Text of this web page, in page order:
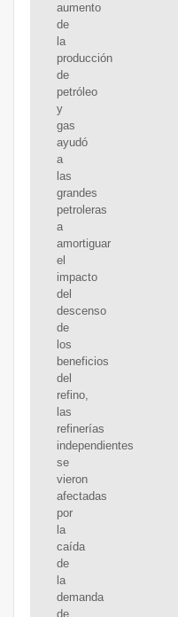
aumento
de
la
producción
de
petróleo
y
gas
ayudó
a
las
grandes
petroleras
a
amortiguar
el
impacto
del
descenso
de
los
beneficios
del
refino,
las
refinerías
independientes
se
vieron
afectadas
por
la
caída
de
la
demanda
de